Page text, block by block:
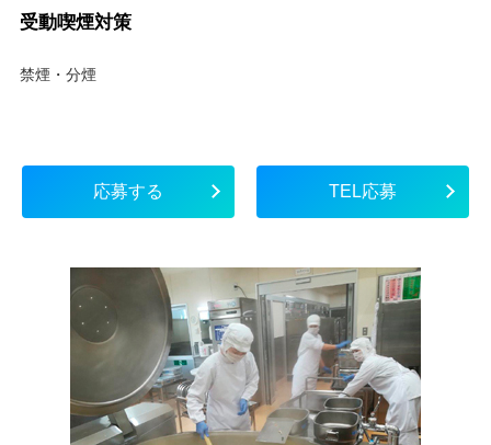
受動喫煙対策
禁煙・分煙
応募する TEL応募